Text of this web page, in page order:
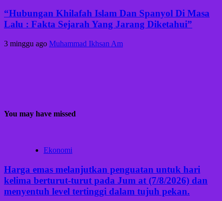
“Hubungan Khilafah Islam Dan Spanyol Di Masa
Lalu : Fakta Sejarah Yang Jarang Diketahui”
3 minggu ago Muhammad Ikhsan Am
You may have missed
Ekonomi
Harga emas melanjutkan penguatan untuk hari
kelima berturut-turut pada Jum at (7/8/2026) dan
menyentuh level tertinggi dalam tujuh pekan.